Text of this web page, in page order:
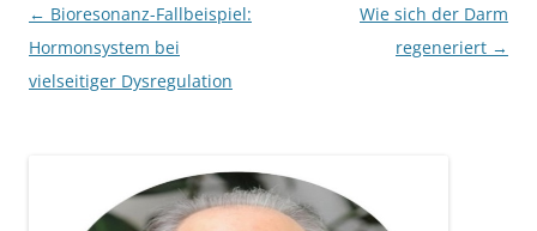
Beitragsnavigation
← Bioresonanz-Fallbeispiel:
Hormonsystem bei
vielseitiger Dysregulation
Wie sich der Darm
regeneriert →